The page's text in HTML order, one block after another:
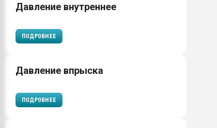
Давление внутреннее
ПОДРОБНЕЕ
Давление впрыска
ПОДРОБНЕЕ